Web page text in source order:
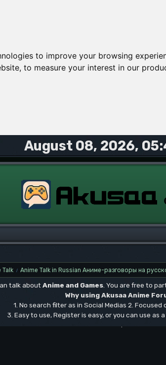
to improve your browsing
, to measure your interest in our
August 08, 2026,
Talk / Anime Talk in Russian Аниме-разговоры на
talk aboutAnime and Games. You are free to
Why using Akusaa Anime
1. No search filter as in Social Medias 2. Focused
3. Easy to use, Register is easy, or you can use as
.